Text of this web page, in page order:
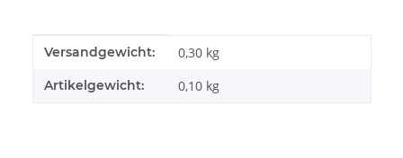
Produkteigenschaft
Wert
Versandgewicht: 0,30 kg
Artikelgewicht: 0,10 kg